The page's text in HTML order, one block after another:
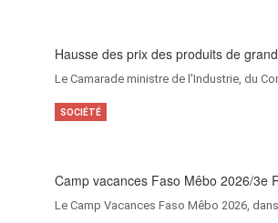
Hausse des prix des produits de
Le Camarade ministre de l'Industrie, du
Camp vacances Faso Mêbo 2026/3e
Le Camp Vacances Faso Mêbo 2026,
SOCIÉTÉ